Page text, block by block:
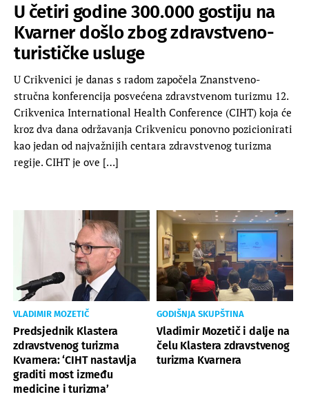
U četiri godine 300.000 gostiju na
Kvarner došlo zbog zdravstveno-
turističke usluge
U Crikvenici je danas s radom započela Znanstveno-
stručna konferencija posvećena zdravstvenom turizmu 12.
Crikvenica International Health Conference (CIHT) koja će
kroz dva dana održavanja Crikvenicu ponovno pozicionirati
kao jedan od najvažnijih centara zdravstvenog turizma
regije. CIHT je ove […]
VLADIMIR MOZETIČ
Predsjednik Klastera
zdravstvenog turizma
Kvarnera: ‘CIHT nastavlja
graditi most između
medicine i turizma’
GODIŠNJA SKUPŠTINA
Vladimir Mozetič i dalje na
čelu Klastera zdravstvenog
turizma Kvarnera